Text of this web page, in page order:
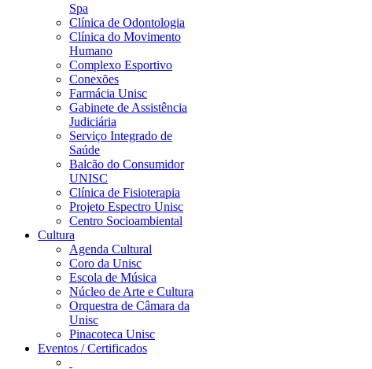
Spa
Clínica de Odontologia
Clínica do Movimento
Humano
Complexo Esportivo
Conexões
Farmácia Unisc
Gabinete de Assistência
Judiciária
Serviço Integrado de
Saúde
Balcão do Consumidor
UNISC
Clínica de Fisioterapia
Projeto Espectro Unisc
Centro Socioambiental
Cultura
Agenda Cultural
Coro da Unisc
Escola de Música
Núcleo de Arte e Cultura
Orquestra de Câmara da
Unisc
Pinacoteca Unisc
Eventos / Certificados